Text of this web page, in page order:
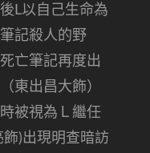
L以自己生命為
記殺人的野
亡筆記再度出
東出昌大飾）
被視為Ｌ繼任
)出現明查暗訪